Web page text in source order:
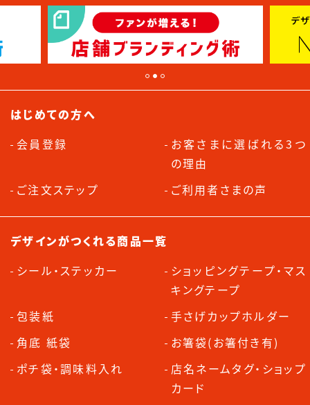
はじめての方へ
会員登録
お客さまに選ばれる3つ
の理由
ご注文ステップ
ご利用者さまの声
デザインがつくれる商品一覧
シール・ステッカー
ショッピングテープ・マス
キングテープ
包装紙
手さげカップホルダー
角底 紙袋
お箸袋(お箸付き有)
ポチ袋・調味料入れ
店名ネームタグ・ショップ
カード